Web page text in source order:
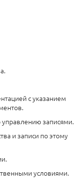
с указанием
записями.
и записи по этому
условиями.